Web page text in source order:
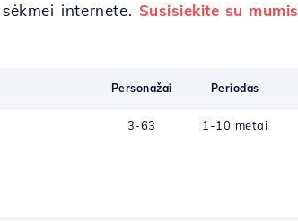
internete. Susisiekite su mumis
Personažai Periodas
3-63 1-10 metai